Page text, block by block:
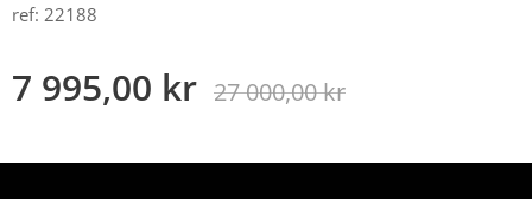
ref: 22188
7 995,00 kr 27 000,00kr